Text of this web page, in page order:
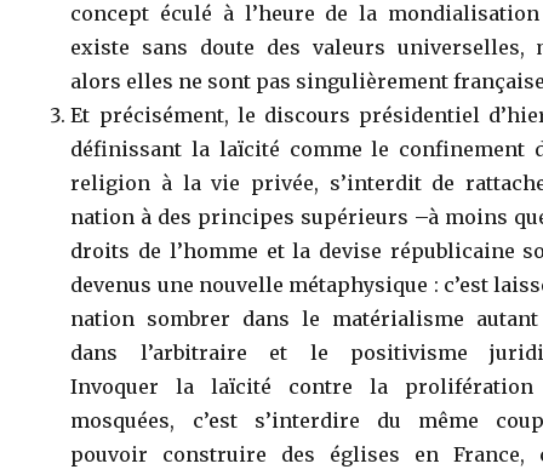
concept éculé à l’heure de la
existe sans doute des valeurs universelles,
alors elles ne sont pas singulièrement
Et précisément, le discours présidentiel
définissant la laïcité comme le confinement
religion à la vie privée, s’interdit de
nation à des principes supérieurs –à moins
droits de l’homme et la devise républicaine
devenus une nouvelle métaphysique : c’est
nation sombrer dans le matérialisme autant
dans l’arbitraire et le positivisme
Invoquer la laïcité contre la prolifération
mosquées, c’est s’interdire du même
pouvoir construire des églises en France,